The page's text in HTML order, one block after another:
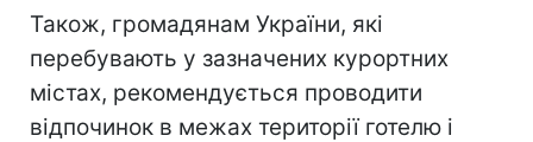
Також, громадянам України, які
перебувають у зазначених курортних
містах, рекомендується проводити
відпочинок в межах території готелю і